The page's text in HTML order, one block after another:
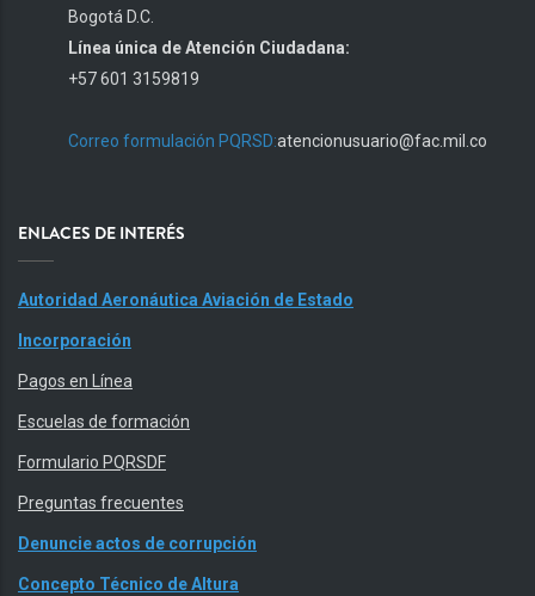
Bogotá D.C.
Línea única de Atención Ciudadana:
+57 601 3159819
Correo formulación PQRSD:atencionusuario@fac.mil.co
ENLACES DE INTERÉS
Autoridad Aeronáutica Aviación de Estado
Incorporación
Pagos en Línea
Escuelas de formación
Formulario PQRSDF
Preguntas frecuentes
Denuncie actos de corrupción
Concepto Técnico de Altura